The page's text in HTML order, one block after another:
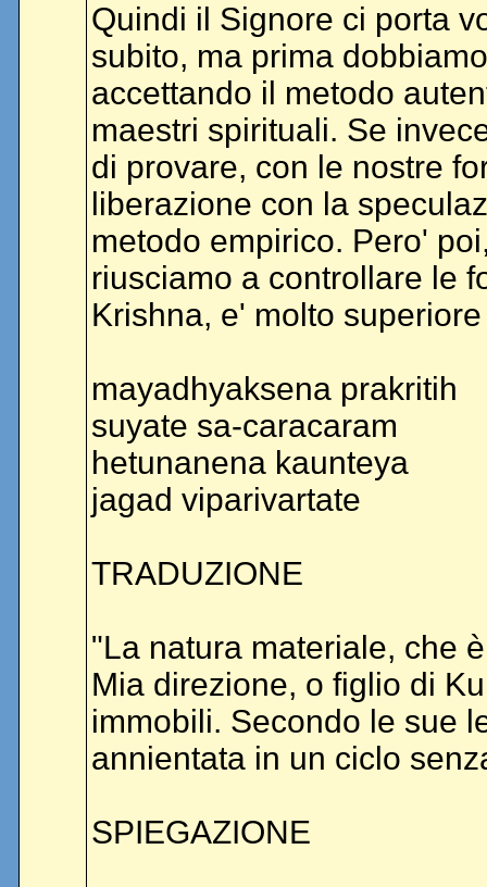
Quindi il Signore ci porta
subito, ma prima
accettando il metodo
maestri spirituali. Se
di provare, con le nostre
liberazione con la
metodo empirico. Pero'
riusciamo a controllare le
Krishna, e' molto
mayadhyaksena prakritih
suyate sa-caracaram
hetunanena kaunteya
jagad viparivartate
TRADUZIONE
"La natura materiale, che
Mia direzione, o figlio di
immobili. Secondo le sue
annientata in un ciclo
SPIEGAZIONE